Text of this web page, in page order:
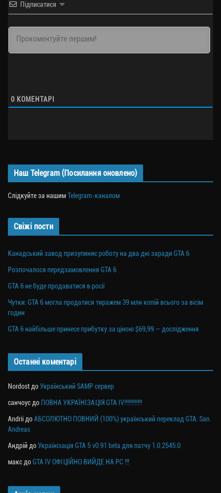
Підписатися
0 КОМЕНТАРІ
Наш Telegram (Посилання оновлено)
Слідкуйте за нашимTelegram-каналом
Свіжі пости
Канадський завод призупиняє роботу на два дні заради GTA 6
Розпочалося передзамовлення GTA 6
GTA 6 не буде продаватися в росії
Чутки: GTA 6 могла продатися тиражем 39 млн копій всього за вісім
годин
GTA 6 найбільше принесе прибутку за ціною $69,99 — дослідження
Останні коментарі
NordostдоУкраїнський SAMP сервер
санчоусдо ПОВНА УКРАЇНІЗАЦІЯ GTA IV!!!!!!!!!!!!
AndriiдоАБСОЛЮТНО ПОВНИЙ (100%) український переклад GTA: San
Andreas
Андрій доУкраїнізація GTA 5 v0.91 beta для патчу 1.0.2545.0
максдоGTA IV ОФІЦІЙНО ВИЙДЕ НА PC !!!